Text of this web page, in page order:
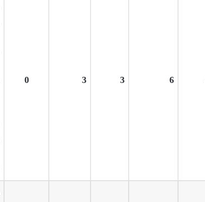
6
3
3
0